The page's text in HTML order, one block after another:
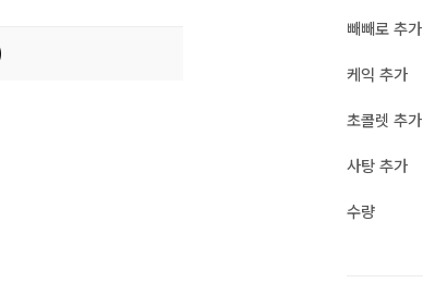
빼빼로 추가
케익 추가
초콜렛 추가
사탕 추가
수량